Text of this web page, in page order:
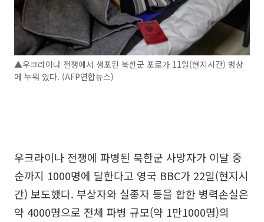
▲우크라이나 전쟁에서 생포된 북한군 포로가 11일(현지시간) 병상
에 누워 있다. (AFP연합뉴스)
우크라이나 전쟁에 파병된 북한군 사망자가 이달 중
순까지 1000명에 달한다고 영국 BBC가 22일(현지시
간) 보도했다. 부상자와 실종자 등을 합한 병력손실은
약 4000명으로 전체 파병 규모(약 1만1000명)의